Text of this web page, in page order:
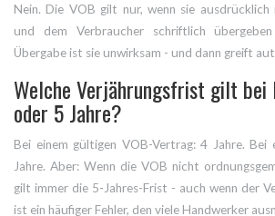
Nein. Die VOB gilt nur, wenn sie
und dem Verbraucher schriftlich
Übergabe ist sie unwirksam - und dann greift
Welche Verjährungsfrist gilt bei
oder 5 Jahre?
Bei einem gültigen VOB-Vertrag: 4 Jahre. Bei
Jahre. Aber: Wenn die VOB nicht
gilt immer die 5-Jahres-Frist - auch wenn der
ist ein häufiger Fehler, den viele Handwerker